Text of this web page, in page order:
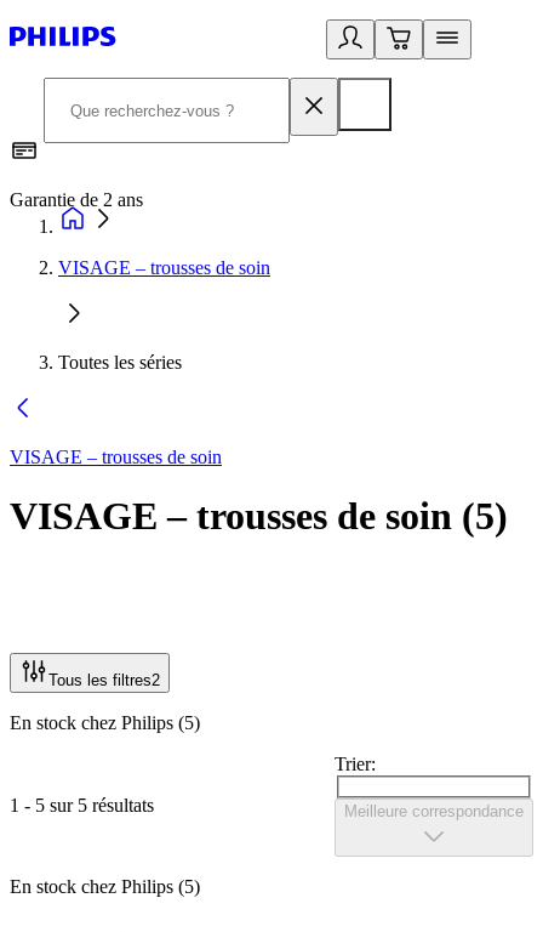
Garantie de 2 ans
VISAGE – trousses de soin
Toutes les séries
VISAGE – trousses de soin
VISAGE – trousses de soin (5)
Tous les filtres2
En stock chez Philips (5)
1 - 5 sur 5 résultats
Trier:
Meilleure correspondance
En stock chez Philips (5)